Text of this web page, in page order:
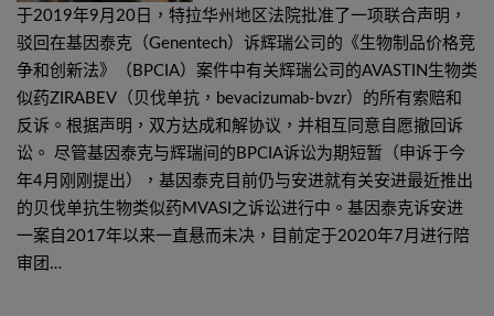
于2019年9月20日，特拉华州地区法院批准了一项联合声明，
驳回在基因泰克（Genentech）诉辉瑞公司的《生物制品价格竞
争和创新法》（BPCIA）案件中有关辉瑞公司的AVASTIN生物类
似药ZIRABEV（贝伐单抗，bevacizumab-bvzr）的所有索赔和
反诉。根据声明，双方达成和解协议，并相互同意自愿撤回诉
讼。 尽管基因泰克与辉瑞间的BPCIA诉讼为期短暂（申诉于今
年4月刚刚提出），基因泰克目前仍与安进就有关安进最近推出
的贝伐单抗生物类似药MVASI之诉讼进行中。基因泰克诉安进
一案自2017年以来一直悬而未决，目前定于2020年7月进行陪
审团…